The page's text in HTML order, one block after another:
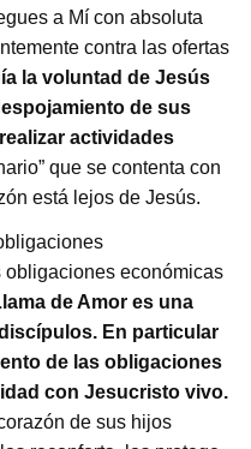
a Mí con absoluta
contra las ofertas
la voluntad de Jesús
de sus
actividades
que se contenta con
está lejos de Jesús.
obligaciones económicas
de Amor es una
En particular
de las obligaciones
con Jesucristo vivo.
de sus hijos